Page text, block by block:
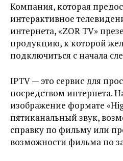
Компания, которая
интерактивное
интернета, «ZOR TV»
продукцию, к которой
подключиться с начала
IPTV — это сервис для
посредством интернета.
изображение формате
пятиканальный звук,
справку по фильму или
возможности фильма по